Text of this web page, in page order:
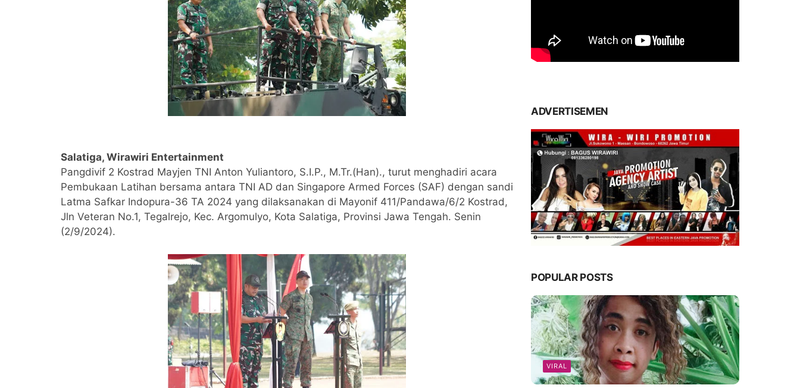
Salatiga, Wirawiri Entertainment
Pangdivif 2 Kostrad Mayjen TNI Anton Yuliantoro, S.I.P., M.Tr.(Han)., turut menghadiri acara
Pembukaan Latihan bersama antara TNI AD dan Singapore Armed Forces (SAF) dengan sandi
Latma Safkar Indopura-36 TA 2024 yang dilaksanakan di Mayonif 411/Pandawa/6/2 Kostrad,
Jln Veteran No.1, Tegalrejo, Kec. Argomulyo, Kota Salatiga, Provinsi Jawa Tengah. Senin
(2/9/2024).
ADVERTISEMEN
POPULAR POSTS
VIRAL